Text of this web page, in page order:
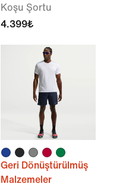
Koşu Şortu
4.399₺
Geri Dönüştürülmüş
Malzemeler